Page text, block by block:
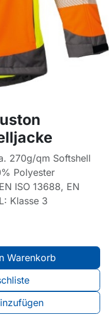
270g/qm Softshell
Polyester
ISO 13688, EN
Klasse 3
Warenkorb